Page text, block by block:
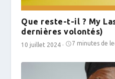
Que reste-t-il ? My
dernières volontés)
10 juillet 2024 · 7 minutes de